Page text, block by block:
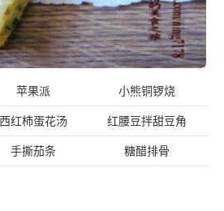
苹果派 小熊铜锣烧
西红柿蛋花汤 红腰豆拌甜豆角
手撕茄条 糖醋排骨